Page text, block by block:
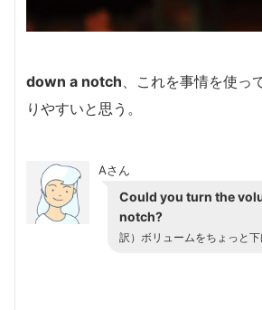
down a notch、これを事情を使っ
りやすいと思う。
Aさん
Could you turn the
notch?
訳）ボリュームをちょっと下